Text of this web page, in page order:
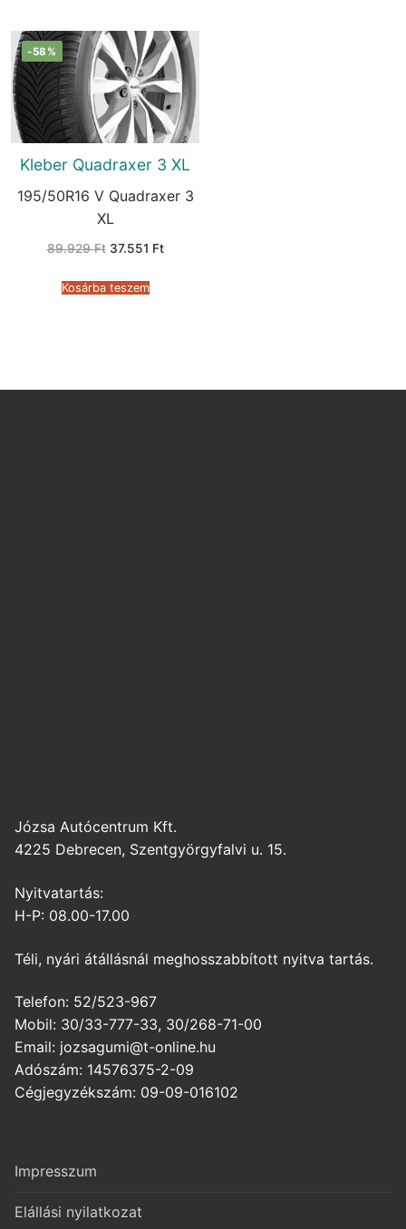
-58%
Kleber Quadraxer 3 XL
195/50R16 V Quadraxer 3
XL
89.929Ft Original
89.929 Ft.
37.551 FtCurrent
Kosárba teszem
Józsa Autócentrum Kft.
4225 Debrecen, Szentgyörgyfalvi u. 15.
Nyitvatartás:
H-P: 08.00-17.00
Téli, nyári átállásnál meghosszabbított nyitva tartás.
Telefon: 52/523-967
Mobil: 30/33-777-33, 30/268-71-00
Email: jozsagumi@t-online.hu
Adószám: 14576375-2-09
Cégjegyzékszám: 09-09-016102
Impresszum
Elállási nyilatkozat